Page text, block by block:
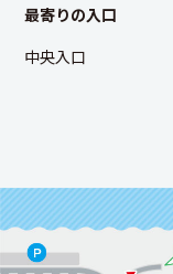
最寄りの入口
中央入口